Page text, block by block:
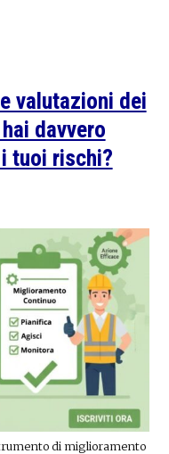
valutazioni dei
davvero
tuoi rischi?
di miglioramento